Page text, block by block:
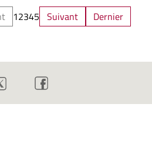
12345 Suivant Dernier